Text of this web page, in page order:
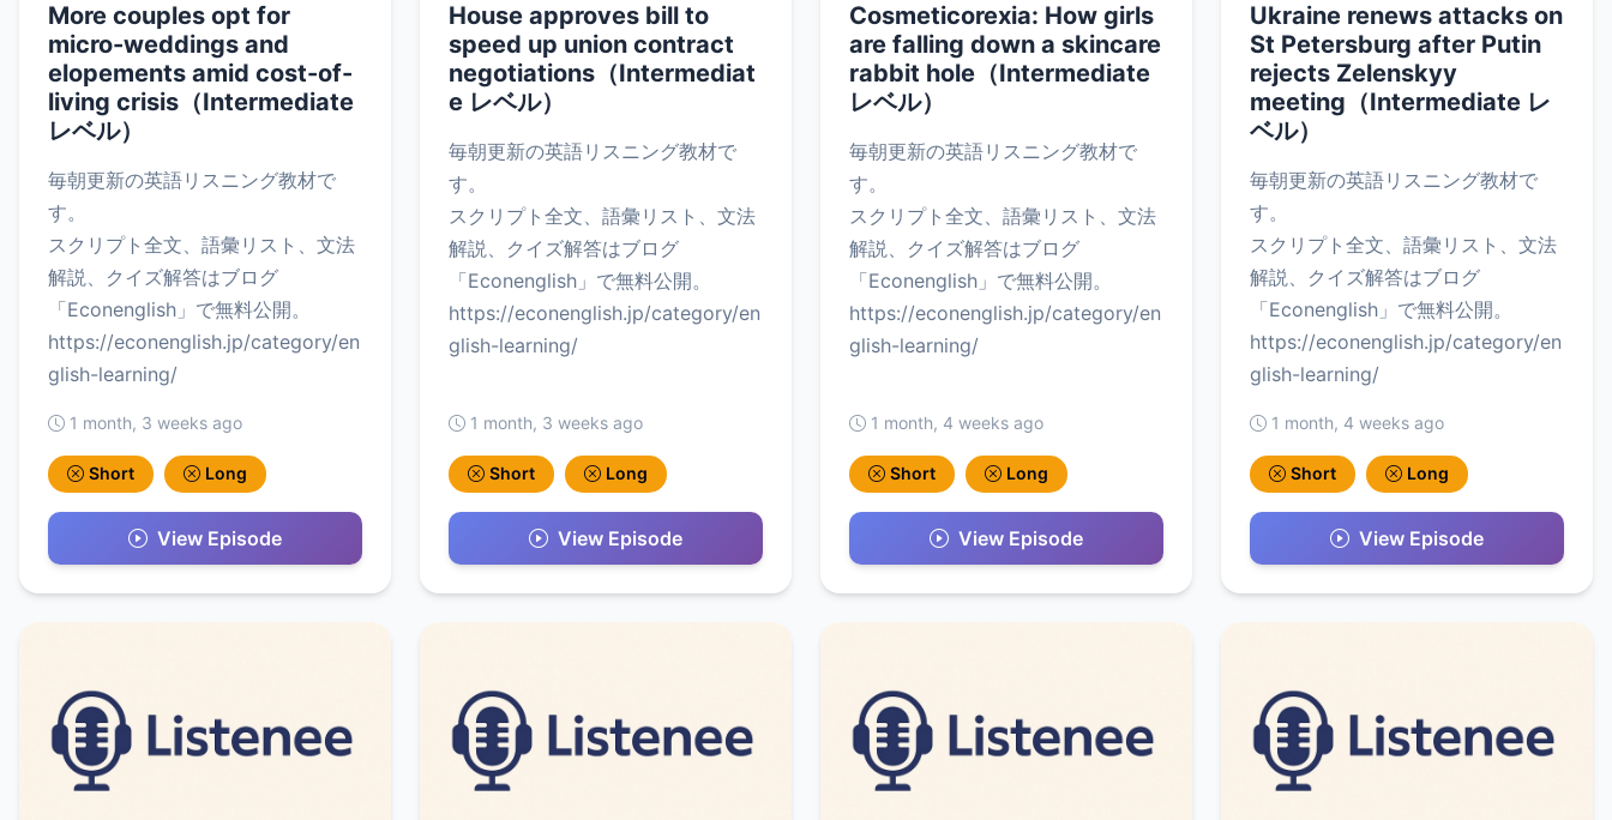
More couples opt for
micro-weddings and
elopements amid cost-of-
living crisis（Intermediate
レベル）
毎朝更新の英語リスニング教材で
す。
スクリプト全文、語彙リスト、文法
解説、クイズ解答はブログ
「Econenglish」で無料公開。
https://econenglish.jp/category/en
glish-learning/
1 month, 3 weeks ago
Short Long
View Episode
House approves bill to
speed up union contract
negotiations（Intermediat
e レベル）
毎朝更新の英語リスニング教材で
す。
スクリプト全文、語彙リスト、文法
解説、クイズ解答はブログ
「Econenglish」で無料公開。
https://econenglish.jp/category/en
glish-learning/
1 month, 3 weeks ago
Short Long
View Episode
Cosmeticorexia: How girls
are falling down a skincare
rabbit hole（Intermediate
レベル）
毎朝更新の英語リスニング教材で
す。
スクリプト全文、語彙リスト、文法
解説、クイズ解答はブログ
「Econenglish」で無料公開。
https://econenglish.jp/category/en
glish-learning/
1 month, 4 weeks ago
Short Long
View Episode
Ukraine renews attacks on
St Petersburg after Putin
rejects Zelenskyy
meeting（Intermediate レ
ベル）
毎朝更新の英語リスニング教材で
す。
スクリプト全文、語彙リスト、文法
解説、クイズ解答はブログ
「Econenglish」で無料公開。
https://econenglish.jp/category/en
glish-learning/
1 month, 4 weeks ago
Short Long
View Episode